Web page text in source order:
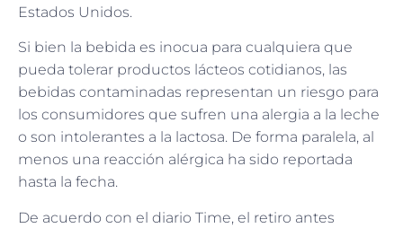
Estados Unidos.
Si bien la bebida es inocua para cualquiera que
pueda tolerar productos lácteos cotidianos, las
bebidas contaminadas representan un riesgo para
los consumidores que sufren una alergia a la leche
o son intolerantes a la lactosa. De forma paralela, al
menos una reacción alérgica ha sido reportada
hasta la fecha.
De acuerdo con el diario Time, el retiro antes